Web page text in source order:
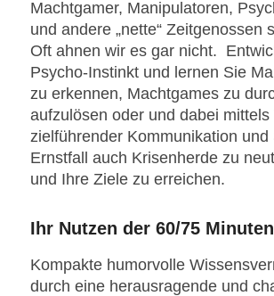
Machtgamer, Manipulatoren,
und andere „nette“ Zeitgenossen
Oft ahnen wir es gar nicht.
Psycho-Instinkt und lernen Sie
zu erkennen, Machtgames zu
aufzulösen oder und dabei mittels
zielführender Kommunikation und
Ernstfall auch Krisenherde zu
und Ihre Ziele zu erreichen.
Ihr Nutzen der 60/75
Kompakte humorvolle
durch eine herausragende und